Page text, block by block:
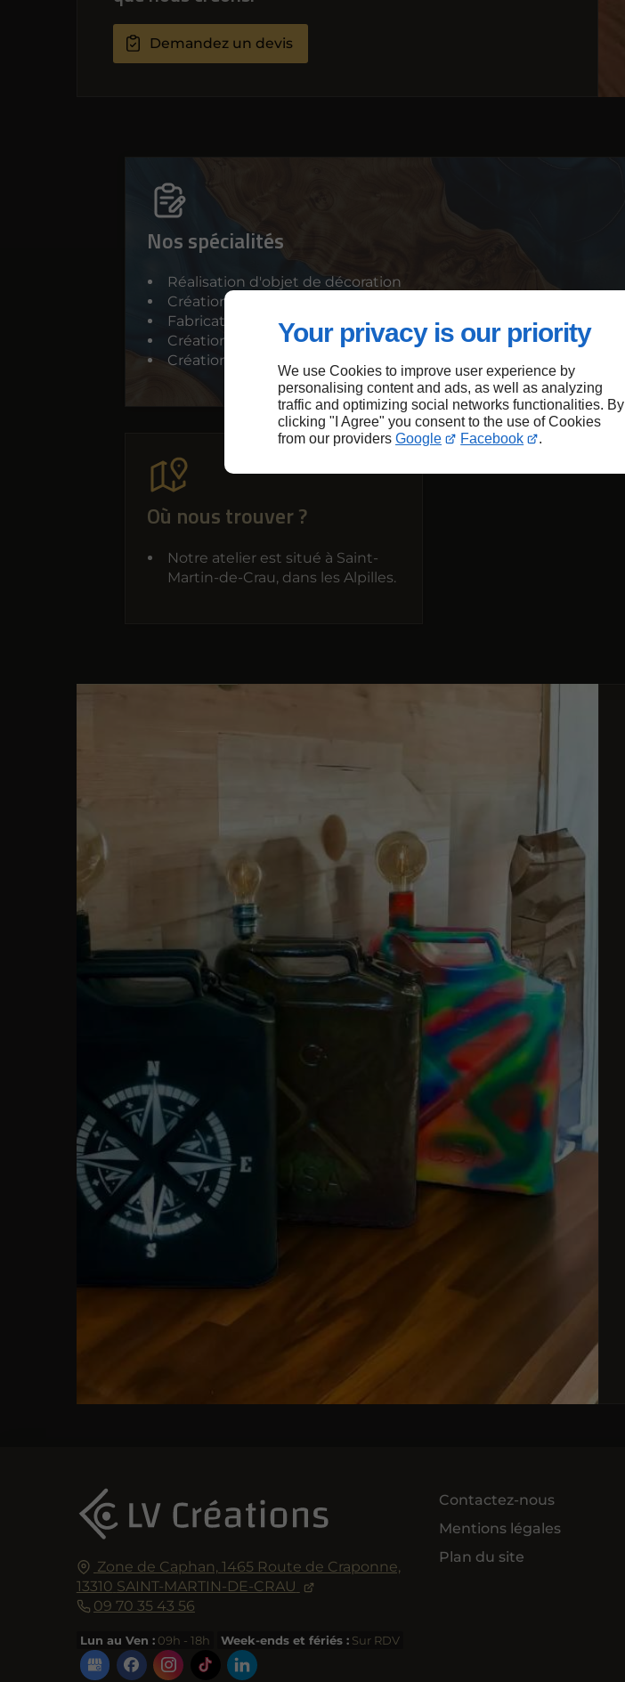
Your privacy is our priority
We use Cookies to improve user experience by
personalising content and ads, as well as analyzing
traffic and optimizing social networks functionalities. By
clicking "I Agree" you consent to the use of Cookies
from our providers Google Facebook .
Demandez un devis
Nos spécialités
Réalisation d'objet de décoration
Création de pièce en résine époxy (plan de travail, sol et autres)
Fabrication de luminaire
Création d'œuvre d'art
Création de mobilier
Où nous trouver ?
Notre atelier est situé à Saint-
Martin-de-Crau, dans les Alpilles.
Zone de Caphan, 1465 Route de Craponne,
13310 SAINT-MARTIN-DE-CRAU
09 70 35 43 56
Lun au Ven :09h - 18h Week-ends et fériés :Sur RDV
Contactez-nous
Mentions légales
Plan du site